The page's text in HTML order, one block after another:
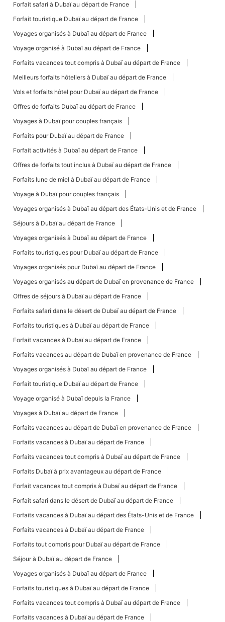
Forfait safari à Dubaï au départ de France
Forfait touristique Dubaï au départ de France
Voyages organisés à Dubaï au départ de France
Voyage organisé à Dubaï au départ de France
Forfaits vacances tout compris à Dubaï au départ de France
Meilleurs forfaits hôteliers à Dubaï au départ de France
Vols et forfaits hôtel pour Dubaï au départ de France
Offres de forfaits Dubaï au départ de France
Voyages à Dubaï pour couples français
Forfaits pour Dubaï au départ de France
Forfait activités à Dubaï au départ de France
Offres de forfaits tout inclus à Dubaï au départ de France
Forfaits lune de miel à Dubaï au départ de France
Voyage à Dubaï pour couples français
Voyages organisés à Dubaï au départ des États-Unis et de France
Séjours à Dubaï au départ de France
Voyages organisés à Dubaï au départ de France
Forfaits touristiques pour Dubaï au départ de France
Voyages organisés pour Dubaï au départ de France
Voyages organisés au départ de Dubaï en provenance de France
Offres de séjours à Dubaï au départ de France
Forfaits safari dans le désert de Dubaï au départ de France
Forfaits touristiques à Dubaï au départ de France
Forfait vacances à Dubaï au départ de France
Forfaits vacances au départ de Dubaï en provenance de France
Voyages organisés à Dubaï au départ de France
Forfait touristique Dubaï au départ de France
Voyage organisé à Dubaï depuis la France
Voyages à Dubaï au départ de France
Forfaits vacances au départ de Dubaï en provenance de France
Forfaits vacances à Dubaï au départ de France
Forfaits vacances tout compris à Dubaï au départ de France
Forfaits Dubaï à prix avantageux au départ de France
Forfait vacances tout compris à Dubaï au départ de France
Forfait safari dans le désert de Dubaï au départ de France
Forfaits vacances à Dubaï au départ des États-Unis et de France
Forfaits vacances à Dubaï au départ de France
Forfaits tout compris pour Dubaï au départ de France
Séjour à Dubaï au départ de France
Voyages organisés à Dubaï au départ de France
Forfaits touristiques à Dubaï au départ de France
Forfaits vacances tout compris à Dubaï au départ de France
Forfaits vacances à Dubaï au départ de France